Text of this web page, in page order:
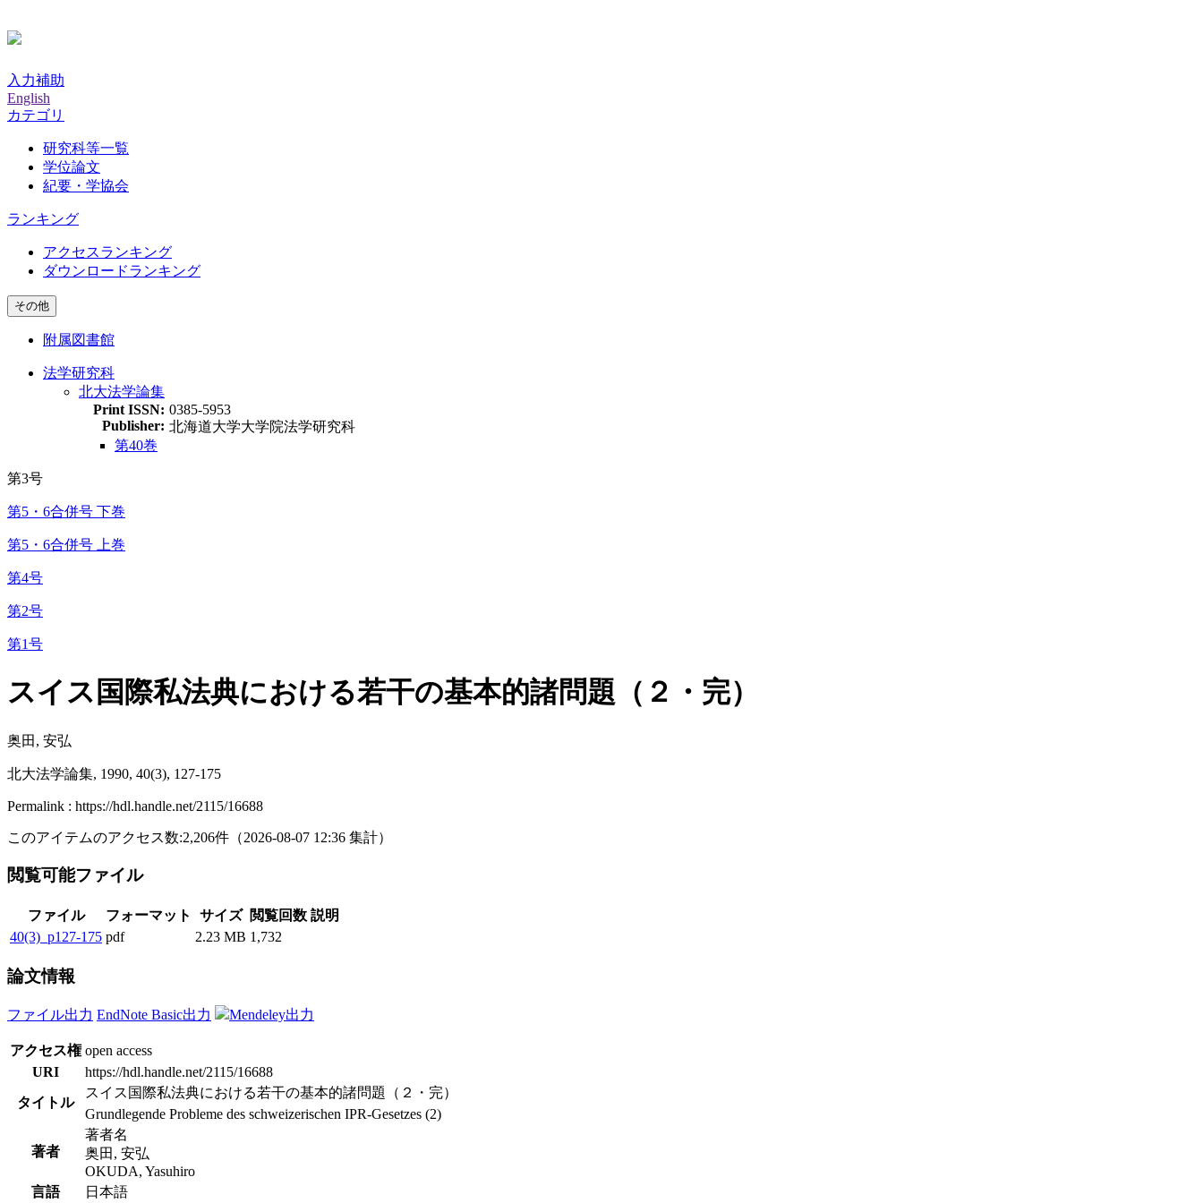
入力補助
English
カテゴリ
研究科等一覧
学位論文
紀要・学協会
ランキング
アクセスランキング
ダウンロードランキング
その他
附属図書館
法学研究科
北大法学論集
Print ISSN: 0385-5953
Publisher: 北海道大学大学院法学研究科
第40巻
第3号
第5・6合併号 下巻
第5・6合併号 上巻
第4号
第2号
第1号
スイス国際私法典における若干の基本的諸問題（２・完）
奥田, 安弘
北大法学論集, 1990, 40(3), 127-175
Permalink : https://hdl.handle.net/2115/16688
このアイテムのアクセス数:2,206件 （2026-08-07 12:36 集計）
閲覧可能ファイル
ファイル フォーマット サイズ 閲覧回数 説明
40(3)_p127-175 pdf 2.23 MB 1,732
論文情報
ファイル出力 EndNote Basic出力 Mendeley出力
アクセス権 open access
URI
https://hdl.handle.net/2115/16688
タイトル
スイス国際私法典における若干の基本的諸問題（２・完）
Grundlegende Probleme des schweizerischen IPR-Gesetzes (2)
著者
著者名
奥田, 安弘
OKUDA, Yasuhiro
言語
日本語